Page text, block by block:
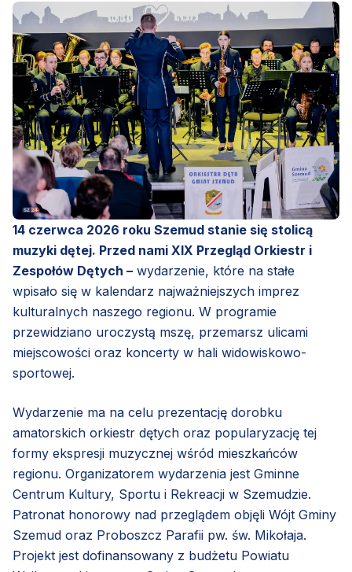
14 czerwca 2026 roku Szemud stanie się stolicą
muzyki dętej. Przed nami XIX Przegląd Orkiestr i
Zespołów Dętych – wydarzenie, które na stałe
wpisało się w kalendarz najważniejszych imprez
kulturalnych naszego regionu. W programie
przewidziano uroczystą mszę, przemarsz ulicami
miejscowości oraz koncerty w hali widowiskowo-
sportowej.
Wydarzenie ma na celu prezentację dorobku
amatorskich orkiestr dętych oraz popularyzację tej
formy ekspresji muzycznej wśród mieszkańców
regionu. Organizatorem wydarzenia jest Gminne
Centrum Kultury, Sportu i Rekreacji w Szemudzie.
Patronat honorowy nad przeglądem objęli Wójt Gminy
Szemud oraz Proboszcz Parafii pw. św. Mikołaja.
Projekt jest dofinansowany z budżetu Powiatu